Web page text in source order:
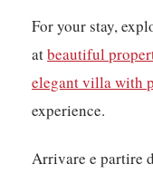
For your stay,
atbeautiful
elegant villa with
experience.
Arrivare e partire